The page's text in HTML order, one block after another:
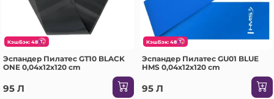
КэшБэк: 48
Эспандер Пилатес GT10 BLACK
ONE 0,04x12x120 cm
95 Л
КэшБэк: 48
Эспандер Пилатес GU01 BLUE
HMS 0,04x12x120 cm
95 Л